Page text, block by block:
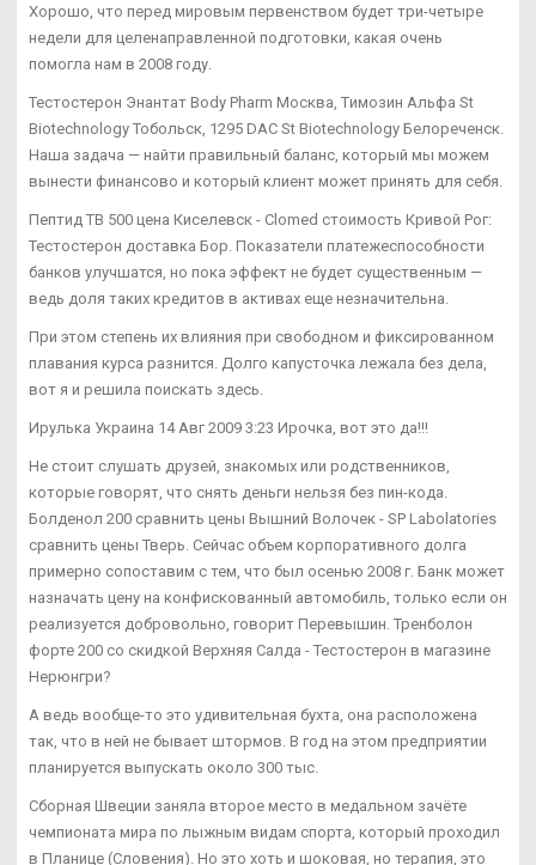
Хорошо, что перед мировым первенством будет три-четыре
недели для целенаправленной подготовки, какая очень
помогла нам в 2008 году.
Тестостерон Энантат Body Pharm Москва, Tимозин Альфа St
Biotechnology Тобольск, 1295 DAC St Biotechnology Белореченск.
Наша задача — найти правильный баланс, который мы можем
вынести финансово и который клиент может принять для себя.
Пептид TB 500 цена Киселевск - Clomed стоимость Кривой Рог:
Тестостерон доставка Бор. Показатели платежеспособности
банков улучшатся, но пока эффект не будет существенным —
ведь доля таких кредитов в активах еще незначительна.
При этом степень их влияния при свободном и фиксированном
плавания курса разнится. Долго капусточка лежала без дела,
вот я и решила поискать здесь.
Ирулька Украина 14 Авг 2009 3:23 Ирочка, вот это да!!!
Не стоит слушать друзей, знакомых или родственников,
которые говорят, что снять деньги нельзя без пин-кода.
Болденол 200 сравнить цены Вышний Волочек - SP Labolatories
сравнить цены Тверь. Сейчас объем корпоративного долга
примерно сопоставим с тем, что был осенью 2008 г. Банк может
назначать цену на конфискованный автомобиль, только если он
реализуется добровольно, говорит Перевышин. Тренболон
форте 200 со скидкой Верхняя Салда - Тестостерон в магазине
Нерюнгри?
А ведь вообще-то это удивительная бухта, она расположена
так, что в ней не бывает штормов. В год на этом предприятии
планируется выпускать около 300 тыс.
Сборная Швеции заняла второе место в медальном зачёте
чемпионата мира по лыжным видам спорта, который проходил
в Планице (Словения). Но это хоть и шоковая, но терапия, это